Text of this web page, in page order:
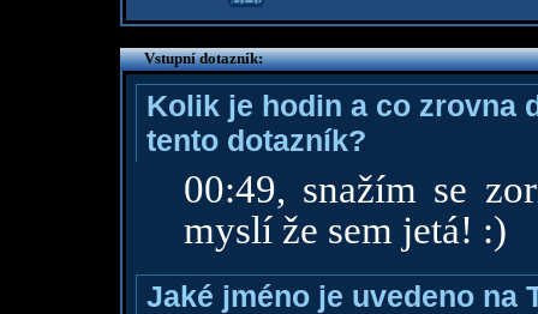
Vstupní dotazník:
Kolik je hodin a co zrovna
tento dotazník?
00:49, snažím se
myslí že sem jetá! :)
Jaké jméno je uvedeno na